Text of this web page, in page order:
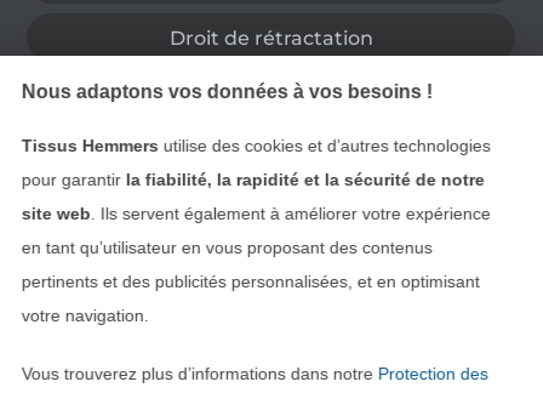
Droit de rétractation
Contact
Trouvez plus d’idées
Nous adaptons vos données à vos besoins !
Tissus Hemmers utilise des cookies et d’autres technologies
pour garantir la fiabilité, la rapidité et la sécurité de notre
site web . Ils servent également à améliorer votre expérience
en tant qu’utilisateur en vous proposant des contenus
pertinents et des publicités personnalisées, et en optimisant
votre navigation.
Vous trouverez plus d’informations dans notre Protection des